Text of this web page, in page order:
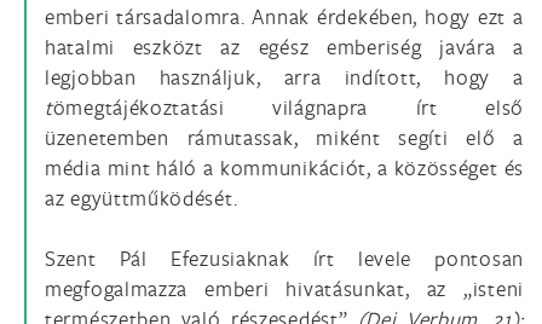
emberi társadalomra. Annak érdekében, hogy ezt a
hatalmi eszközt az egész emberiség javára a
legjobban használjuk, arra indított, hogy a
tömegtájékoztatási világnapra írt első
üzenetemben rámutassak, miként segíti elő a
média mint háló a kommunikációt, a közösséget és
az együttműködését.
Szent Pál Efezusiaknak írt levele pontosan
megfogalmazza emberi hivatásunkat, az „isteni